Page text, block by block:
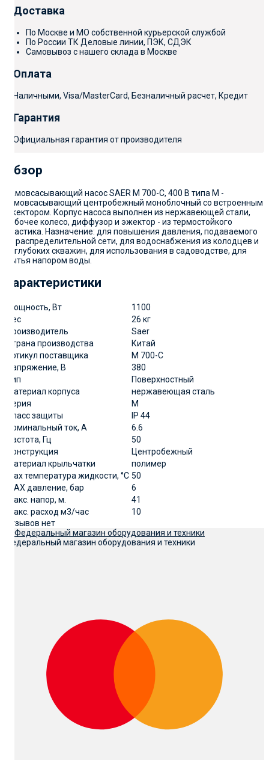
Доставка
По Москве и МО собственной курьерской службой
По России ТК Деловые линии, ПЭК, СДЭК
Самовывоз с нашего склада в Москве
Оплата
Наличными, Visa/MasterCard, Безналичный расчет, Кредит
Гарантия
Официальная гарантия от производителя
Обзор
Самовсасывающий насос SAER M 700-C, 400 В типа М -
самовсасывающий центробежный моноблочный со встроенным
эжектором. Корпус насоса выполнен из нержавеющей стали,
рабочее колесо, диффузор и эжектор - из термостойкого
пластика. Назначение: для повышения давления, подаваемого
из распределительной сети, для водоснабжения из колодцев и
неглубоких скважин, для использования в садоводстве, для
мытья напором воды.
Характеристики
Мощность, Вт
1100
Вес
26 кг
Производитель
Saer
Страна производства
Китай
артикул поставщика
M 700-C
Напряжение, В
380
Тип
Поверхностный
Материал корпуса
нержавеющая сталь
Серия
М
Класс защиты
IP 44
Номинальный ток, А
6.6
Частота, Гц
50
Конструкция
Центробежный
Материал крыльчатки
полимер
Мах температура жидкости, °С 50
MAX давление, бар
6
Макс. напор, м.
41
Макс. расход м3/час
10
Отзывов нет
Федеральный магазин оборудования и техники